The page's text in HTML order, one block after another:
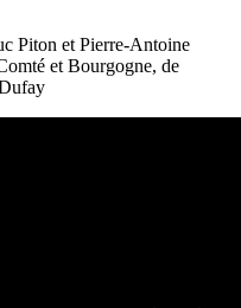
Piton et Pierre-Antoine
et Bourgogne, de